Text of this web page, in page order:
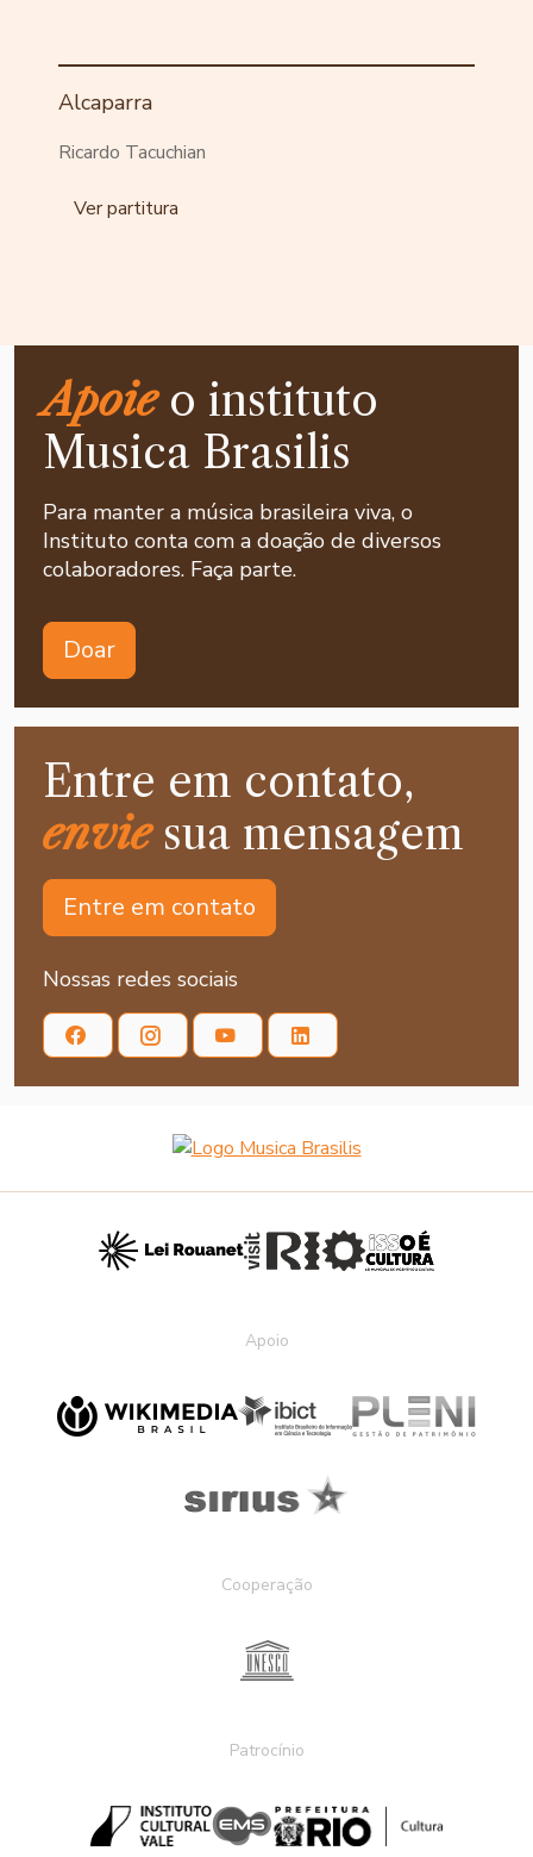
Alcaparra
Ricardo Tacuchian
Ver partitura
Apoieo instituto
Musica Brasilis
Para manter a música brasileira viva, o
Instituto conta com a doação de diversos
colaboradores. Faça parte.
Doar
Entre em contato,
enviesua mensagem
Entre em contato
Nossas redes sociais
Apoio
Cooperação
Patrocínio